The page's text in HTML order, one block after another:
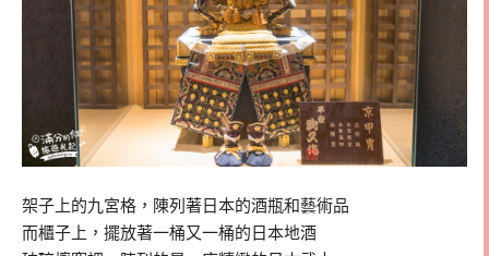
架子上的九宮格，陳列著日本的酒瓶和藝術品
而櫃子上，擺放著一桶又一桶的日本地酒